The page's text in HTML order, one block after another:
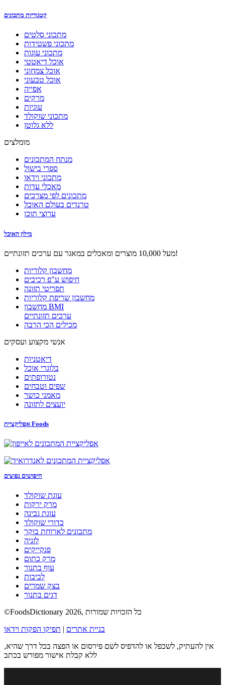
קטגוריות מתכונים
מתכוני סלטים
מתכוני פשטידות
מתכוני עוגות
אוכל דיאטטי
אוכל צמחוני
אוכל טבעוני
אפייה
מרקים
עוגיות
מתכוני שוקולד
ללא גלוטן
מומלצים
מנתח המתכונים
ספרי בישול
מתכוני וידאו
מאכלי עדות
מתכונים לפי מצרכים
טרנדים בעולם האוכל
ערוצי תוכן
מילון האוכל
מעל 10,000 מוצרים ומאכלים במאגר עם ערכים תזונתיים!
מחשבון קלוריות
חיפוש ע"פ רכיבים
תפריטי תזונה
מחשבון שריפת קלוריות
מחשבון BMI
ערכים תזונתיים
מכילים הכי הרבה
אנשי מקצוע ועסקים
דיאטניות
בלוגרי אוכל
נטורופתים
שפים וטבחים
מאמני כושר
יועצים לתזונה
אפליקציית Foods
חיפושים נפוצים
עוגת שוקולד
מרק ירקות
עוגת גבינה
כדורי שוקולד
מתכונים לארוחת בוקר
לזניה
פנקייקים
מרק כתום
עוף בתנור
לביבות
בצק שמרים
דגים בתנור
©FoodsDictionary 2026, כל הזכויות שמורות
בניית אתרים
תפיקו הפקות וידאו
אין להעתיק, לשכפל או להדפיס לשם פירסום או הפצה בכל דרך שהיא,
ללא קבלת אישור מפורש בכתב